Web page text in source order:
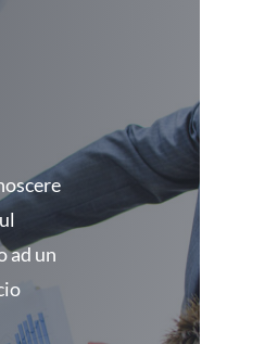
ad un